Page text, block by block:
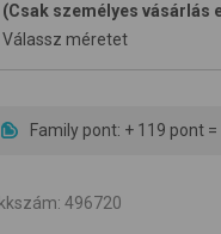
(Csak személyes vásárlás
Válassz méretet
Family pont: + 119 pont =
: 496720